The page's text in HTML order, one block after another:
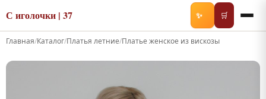
С иголочки | 37 ✨ 🛒
Главная/Каталог/Платья летние/Платье женское из вискозы